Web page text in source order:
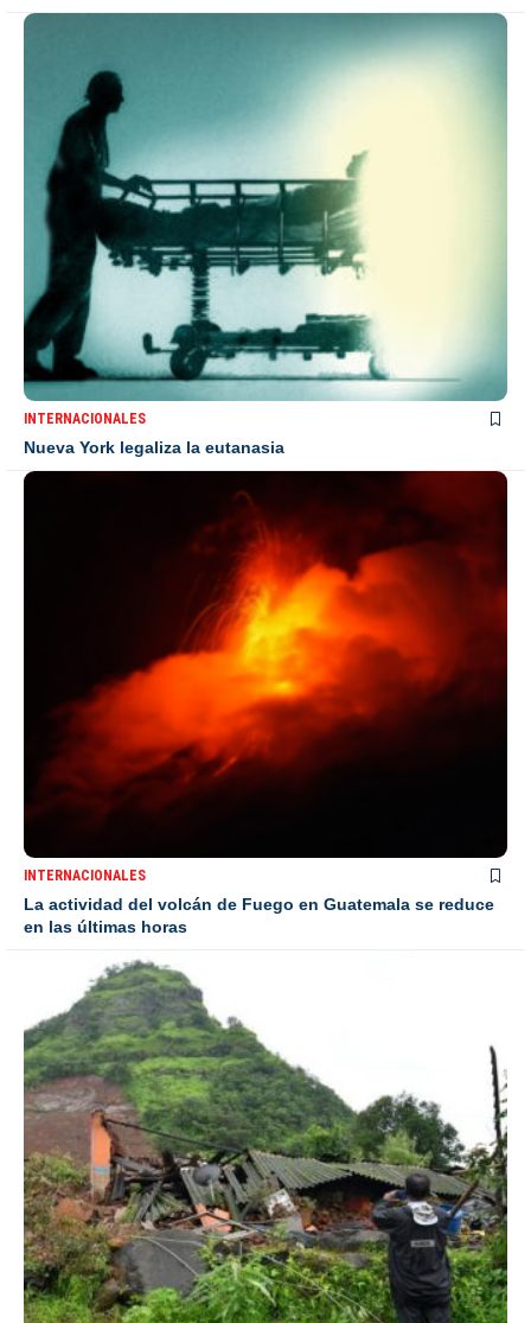
INTERNACIONALES
Nueva York legaliza la eutanasia
INTERNACIONALES
La actividad del volcán de Fuego en Guatemala se reduce
en las últimas horas